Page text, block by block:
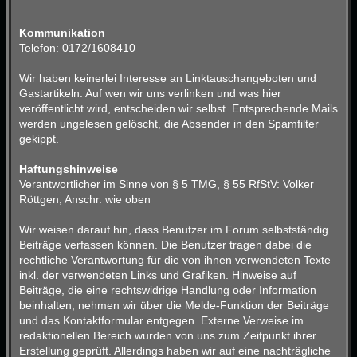
Kommunikation
Telefon: 0172/1608410
Wir haben keinerlei Interesse an Linktauschangeboten und
Gastartikeln. Auf wen wir uns verlinken und was hier
veröffentlicht wird, entscheiden wir selbst. Entsprechende Mails
werden ungelesen gelöscht, die Absender in den Spamfilter
gekippt.
Haftungshinweise
Verantwortlicher im Sinne von § 5 TMG, § 55 RfStV: Volker
Röttgen, Anschr. wie oben
Wir weisen darauf hin, dass Benutzer im Forum selbstständig
Beiträge verfassen können. Die Benutzer tragen dabei die
rechtliche Verantwortung für die von ihnen verwendeten Texte
inkl. der verwendeten Links und Grafiken. Hinweise auf
Beiträge, die eine rechtswidrige Handlung oder Information
beinhalten, nehmen wir über die Melde-Funktion der Beiträge
und das Kontaktformular entgegen. Externe Verweise im
redaktionellen Bereich wurden von uns zum Zeitpunkt ihrer
Erstellung geprüft. Allerdings haben wir auf eine nachträgliche